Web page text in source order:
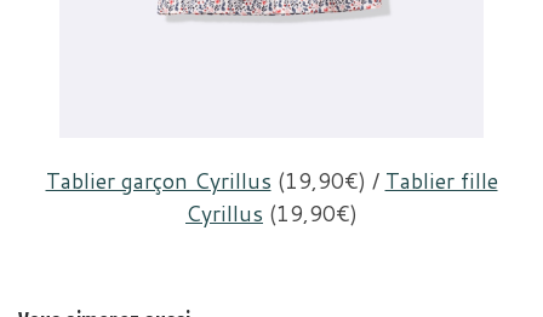
Tablier garçon Cyrillus (19,90€) / Tablier fille
Cyrillus (19,90€)